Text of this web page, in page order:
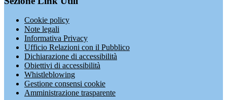
Cookie policy
Note legali
Informativa Privacy
Ufficio Relazioni con il Pubblico
Dichiarazione di accessibilità
Obiettivi di accessibilità
Whistleblowing
Gestione consensi cookie
Amministrazione trasparente